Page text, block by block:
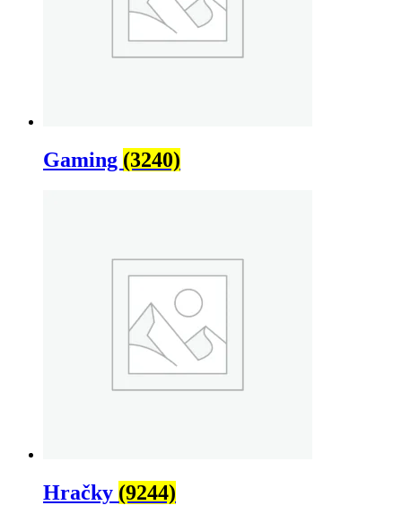
Gaming (3240)
Hračky (9244)